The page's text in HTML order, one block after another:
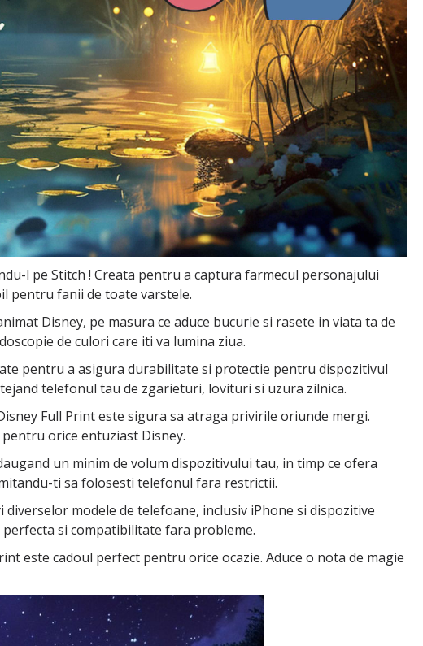
l pe Stitch ! Creata pentru a captura farmecul personajului
pentru fanii de toate varstele.
Disney, pe masura ce aduce bucurie si rasete in viata ta de
de culori care iti va lumina ziua.
pentru a asigura durabilitate si protectie pentru dispozitivul
telefonul tau de zgarieturi, lovituri si uzura zilnica.
Full Print este sigura sa atraga privirile oriunde mergi.
orice entuziast Disney.
un minim de volum dispozitivului tau, in timp ce ofera
ti sa folosesti telefonul fara restrictii.
modele de telefoane, inclusiv iPhone si dispozitive
si compatibilitate fara probleme.
este cadoul perfect pentru orice ocazie. Aduce o nota de magie